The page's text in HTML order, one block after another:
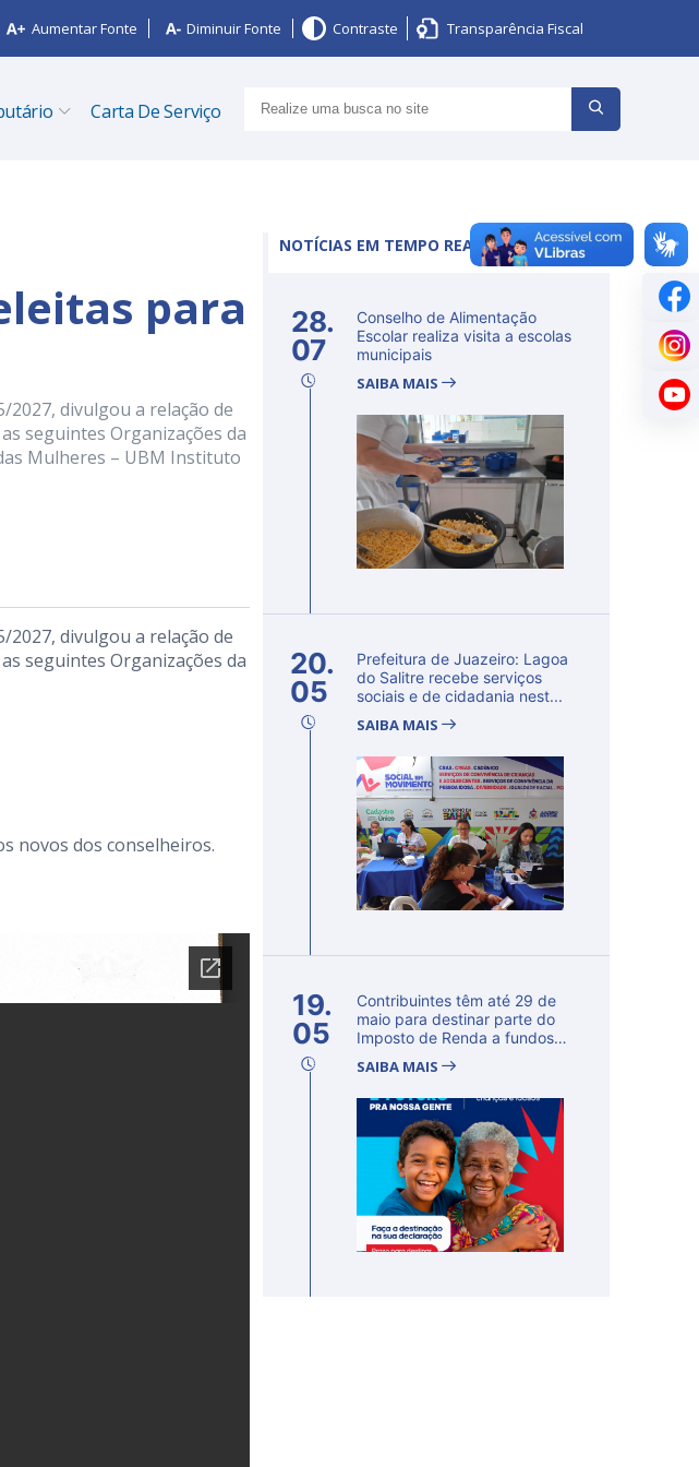
Aumentar Fonte Diminuir Fonte Contraste Transparência Fiscal
Carta De Serviço
para
2027, divulgou a relação de
seguintes Organizações da
Mulheres – UBM Instituto
2027, divulgou a relação de
seguintes Organizações da
novos dos conselheiros.
NOTÍCIAS EM TEMPO REAL
28.
07
Conselho de Alimentação
Escolar realiza visita a escolas
municipais
SAIBA MAIS
20.
05
Prefeitura de Juazeiro: Lagoa
do Salitre recebe serviços
sociais e de cidadania nest...
SAIBA MAIS
19.
05
Contribuintes têm até 29 de
maio para destinar parte do
Imposto de Renda a fundos
SAIBA MAIS